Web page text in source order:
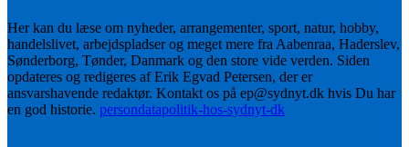
Her kan du læse om nyheder, arrangementer, sport, natur, hobby,
handelslivet, arbejdspladser og meget mere fra Aabenraa, Haderslev,
Sønderborg, Tønder, Danmark og den store vide verden. Siden
opdateres og redigeres af Erik Egvad Petersen, der er
ansvarshavende redaktør. Kontakt os på ep@sydnyt.dk hvis Du har
en god historie. persondatapolitik-hos-sydnyt-dk